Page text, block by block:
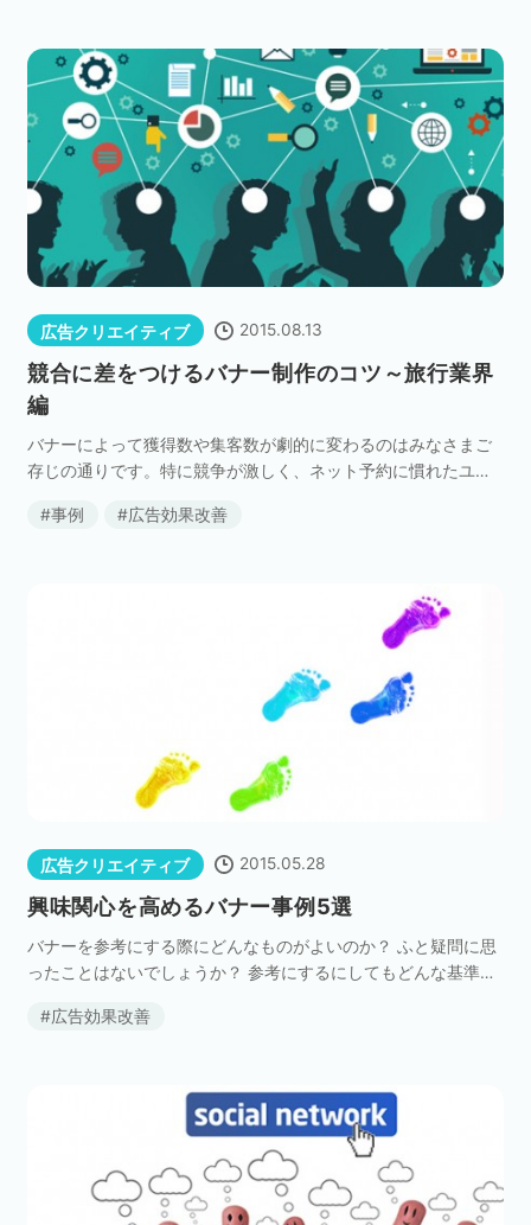
広告クリエイティブ 2015.08.13
競合に差をつけるバナー制作のコツ～旅行業界
編
バナーによって獲得数や集客数が劇的に変わるのはみなさまご
存じの通りです。特に競争が激しく、ネット予約に慣れたユー
ノウハウの重要性が、ますます高まってきています。ただ […]
事例 広告効果改善
広告クリエイティブ 2015.05.28
興味関心を高めるバナー事例5選
バナーを参考にする際にどんなものがよいのか？ ふと疑問に思
ったことはないでしょうか？ 参考にするにしてもどんな基準で
のないものになってしまう可能性もあります。
広告効果改善